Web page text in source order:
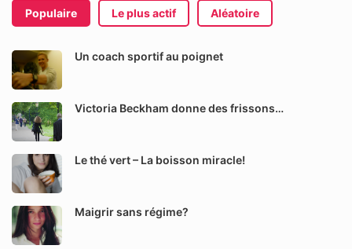
Populaire Le plus actif Aléatoire
Un coach sportif au poignet
Victoria Beckham donne des frissons…
Le thé vert – La boisson miracle!
Maigrir sans régime?